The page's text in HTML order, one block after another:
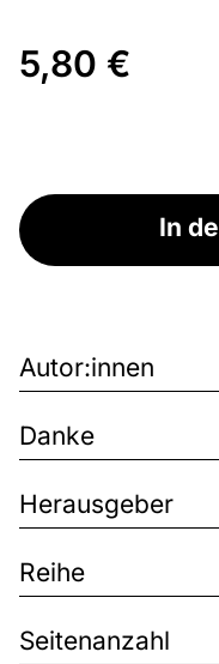
5,80 €
In
Autor:innen
Danke
Herausgeber
Reihe
Seitenanzahl